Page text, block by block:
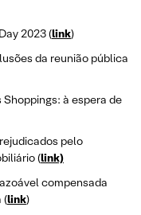
2023 (link)
da reunião pública
Shoppings: à espera de
pelo
(link)
compensada
(link)